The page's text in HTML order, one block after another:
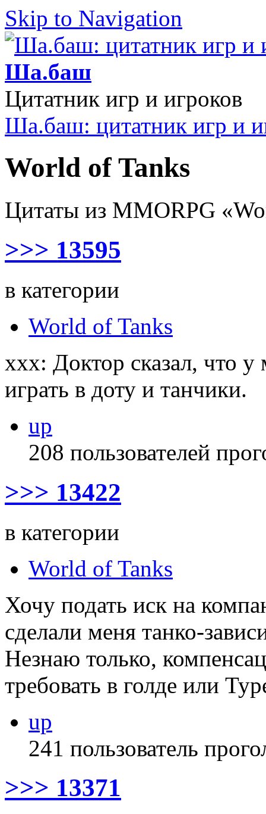
Skip to Navigation
Ша.баш
Цитатник игр и игроков
Ша.баш: цитатник игр и
World of Tanks
Цитаты из MMORPG
>>> 13595
в категории
World of Tanks
xxx: Доктор сказал, что у
играть в доту и танчики.
up
208 пользователей
>>> 13422
в категории
World of Tanks
Хочу подать иск на
сделали меня танко-
Незнаю только,
требовать в голде или
up
241 пользователь
>>> 13371